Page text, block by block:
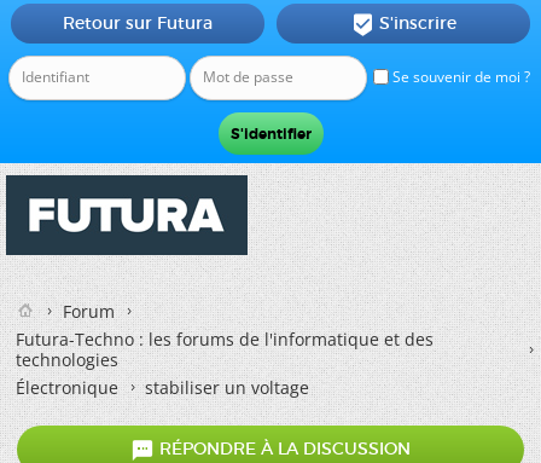
Se souvenir de moi ?
Retour sur Futura  S'inscrire
Forum
Futura-Techno : les forums de l'informatique et des
technologies
Électronique
stabiliser un voltage
 RÉPONDRE À LA DISCUSSION